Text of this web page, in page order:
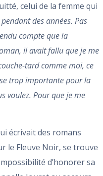
celui de la femme qui
des années. Pas
compte que la
il avait fallu que je me
tard comme moi, ce
trop importante pour la
voulez. Pour que je me
écrivait des romans
le Fleuve Noir, se trouve
d’honorer sa